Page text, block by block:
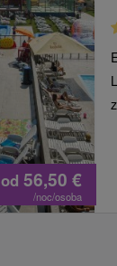
od 56,50 €
/noc/osoba